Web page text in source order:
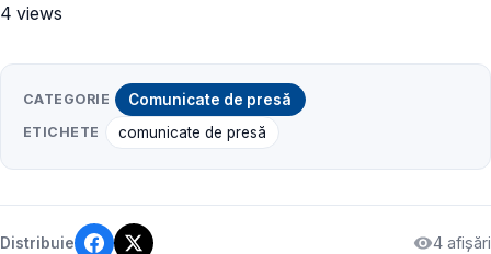
4 views
CATEGORIE Comunicate de presă
ETICHETE comunicate de presă
Distribuie 4 afișări